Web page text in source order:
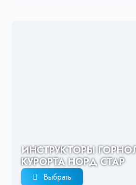
ИНСТРУКТОРЫ
КУРОРТА НОРД СТАР
Выбрать